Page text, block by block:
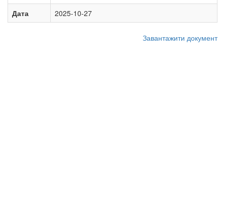
Дата
2025-10-27
Завантажити документ